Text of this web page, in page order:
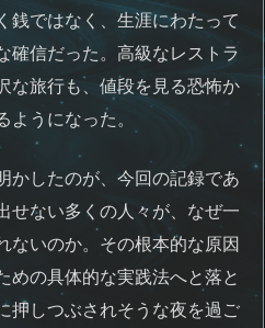
銭ではなく、生涯にわたって
確信だった。高級なレストラ
な旅行も、値段を見る恐怖か
うになった。
かしたのが、今回の記録であ
せない多くの人々が、なぜ一
ないのか。その根本的な原因
めの具体的な実践法へと落と
押しつぶされそうな夜を過ご